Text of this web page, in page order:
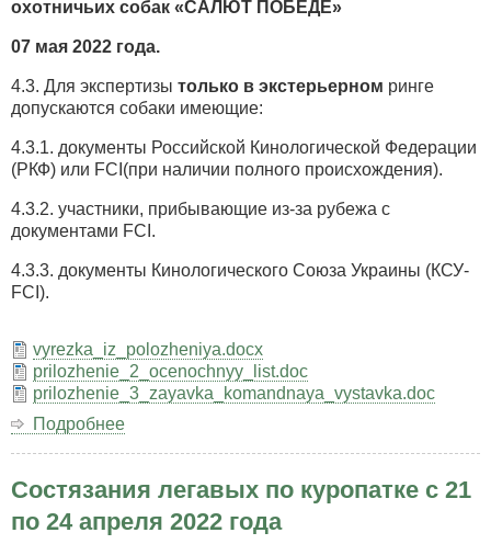
охотничьих собак «САЛЮТ ПОБЕДЕ»
07 мая 2022 года.
4.3. Для экспертизы только в экстерьерном ринге
допускаются собаки имеющие:
4.3.1. документы Российской Кинологической Федерации
(РКФ) или FCI(при наличии полного происхождения).
4.3.2. участники, прибывающие из-за рубежа с
документами FCI.
4.3.3. документы Кинологического Союза Украины (КСУ-
FCI).
vyrezka_iz_polozheniya.docx
prilozhenie_2_ocenochnyy_list.doc
prilozhenie_3_zayavka_komandnaya_vystavka.doc
Подробнее
Республиканская
выставка
охотничьих
Состязания легавых по куропатке с 21
по 24 апреля 2022 года